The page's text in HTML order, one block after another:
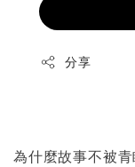
分享
為什麼故事不被